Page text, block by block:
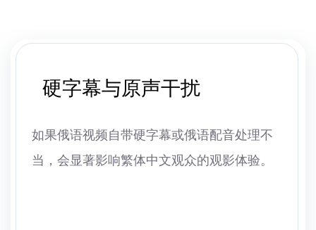
硬字幕与原声干扰
如果俄语视频自带硬字幕或俄语配音处理不
当，会显著影响繁体中文观众的观影体验。